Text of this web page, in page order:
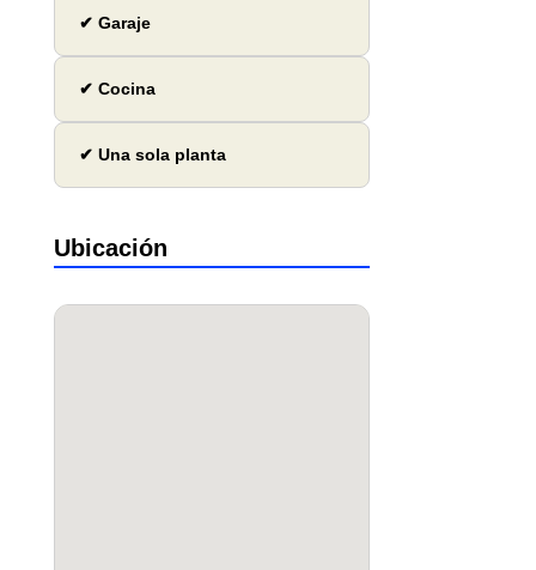
✔ Garaje
✔ Cocina
✔ Una sola planta
Ubicación